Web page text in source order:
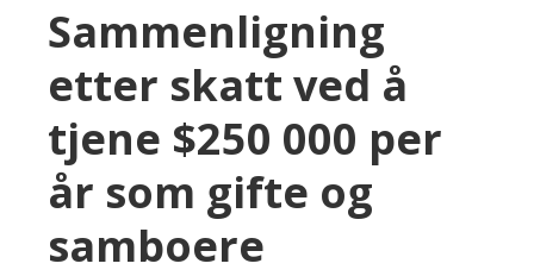
Sammenligning
etter skatt ved å
tjene $250 000 per
år som gifte og
samboere